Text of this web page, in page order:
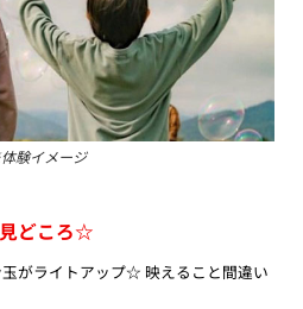
験イメージ
どころ☆
がライトアップ☆ 映えること間違い